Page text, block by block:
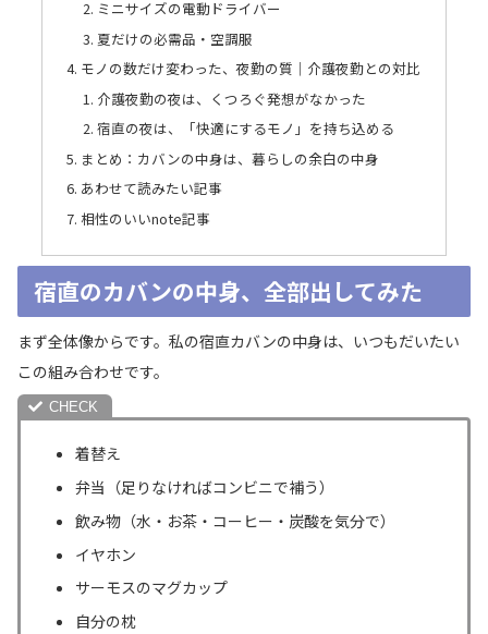
ミニサイズの電動ドライバー
夏だけの必需品・空調服
モノの数だけ変わった、夜勤の質｜介護夜勤との対比
介護夜勤の夜は、くつろぐ発想がなかった
宿直の夜は、「快適にするモノ」を持ち込める
まとめ：カバンの中身は、暮らしの余白の中身
あわせて読みたい記事
相性のいいnote記事
宿直のカバンの中身、全部出してみた
まず全体像からです。私の宿直カバンの中身は、いつもだいたい
この組み合わせです。
着替え
弁当（足りなければコンビニで補う）
飲み物（水・お茶・コーヒー・炭酸を気分で）
イヤホン
サーモスのマグカップ
自分の枕